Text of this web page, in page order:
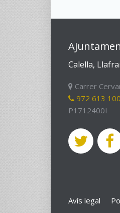
Calella,
Carrer
972 613 100
P1712400I
Avís legal